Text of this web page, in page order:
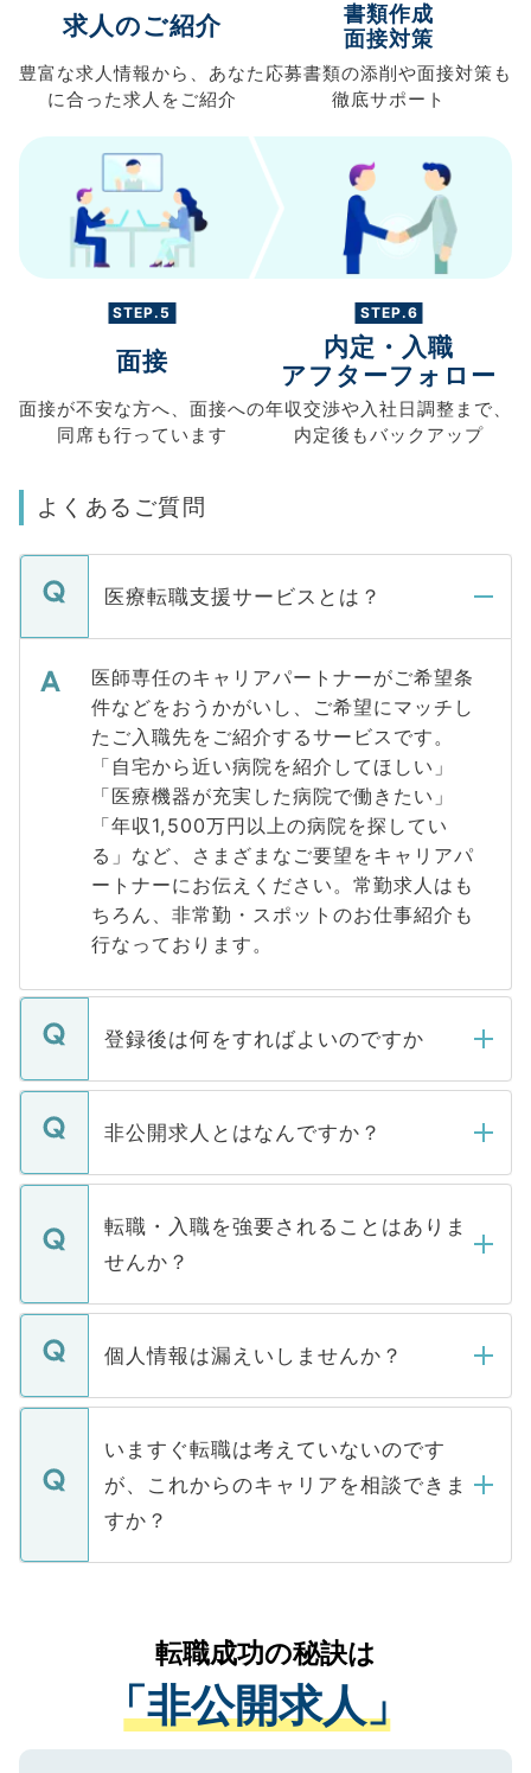
求人のご紹介
豊富な求人情報から、 あなた
に合った求人を ご紹介
書類作成
面接対策
応募書類の添削や面接対策も
徹底サポート
STEP.5
面接
面接が不安な方へ、 面接への
同席も行っています
STEP.6
内定・入職
アフターフォロー
年収交渉や入社日調整まで、
内定後もバックアップ
よくあるご質問
医療転職支援サービスとは？
医師専任のキャリアパートナーがご希望条
件などをおうかがいし、ご希望にマッチし
たご入職先をご紹介するサービスです。
「自宅から近い病院を紹介してほしい」
「医療機器が充実した病院で働きたい」
「年収1,500万円以上の病院を探してい
る」など、さまざまなご要望をキャリアパ
ートナーにお伝えください。常勤求人はも
ちろん、非常勤・スポットのお仕事紹介も
行なっております。
登録後は何をすればよいのですか
ご登録いただきましたら、弊社担当者がご
登録内容を確認し、その後メールもしくは
ます。通常、5営業日以内にはご連絡をせて
いただきますので、しばらくお待ちくださ
い。
非公開求人とはなんですか？
マイナビDOCTORで取り扱っている求人の
うち約3割は、Webサイトからご覧いただ
けない「非公開求人」です。非公開求人は
下記の理由によって、一般には公開してい
ません。
■応募殺到を避けるため 人気のある医療機
関を公にしてしまうと、応募が殺到する場
に、医療機関が求める条件に合った人材の
みを人材紹介会社に依頼するケースが増え
ています。
転職・入職を強要されることはありま
せんか？
転職・入職を強要することは一切ありませ
ん。また、仮に応募先から内定をいただい
定を承諾する必要はありません。内定先へ
の辞退の連絡はキャリアパートナーが行い
ますので、ご安心ください。
個人情報は漏えいしませんか？
個人情報が漏えいすることはありませんの
で、ご安心ください。当サイトからの登録
などで収集したご登録者様の個人情報は、
ご本人のキャリアアップおよび転職活動の
支援を目的に使用いたします。お預かりし
ているすべての個人データはご本人の許可
は、個人情報の取り扱いについての厳密な
管理基準を満たした事業者のみに付与され
る、プライバシーマークを取得済みです。
ご登録いただいた個人情報は、SSL（デー
いますぐ転職は考えていないのです
が、これからのキャリアを相談できま
すか？
かがいして、現在の医療機関の状況や紹介
経験をまじえながら、適切なアドバイスを
させていただきます。すぐにご転職をされ
ない方には、長期的なサポートが可能です
ので、まずはご登録ください。
転職成功の秘訣は
「非公開求人」